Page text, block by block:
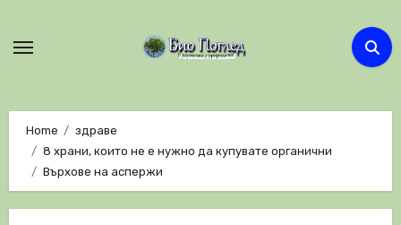
Home
здраве
8 храни, които не е нужно да купувате органични
Върхове на аспержи